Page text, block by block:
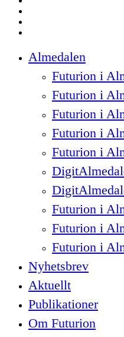
Menu
Almedalen
Futurion i
Futurion i
Futurion i
Futurion i
Futurion i
Futurion i
Futurion i
Futurion i
Nyhetsbrev
Aktuellt
Publikationer
Om Futurion